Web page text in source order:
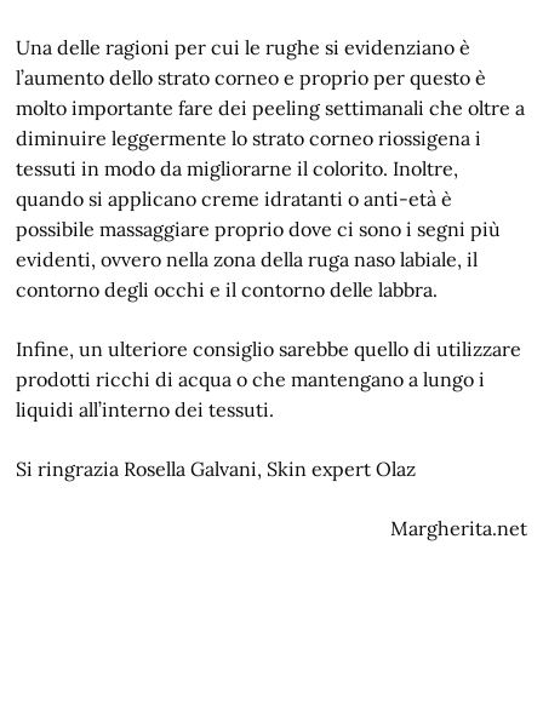
Una delle ragioni per cui le rughe si evidenziano è
l’aumento dello strato corneo e proprio per questo è
molto importante fare dei peeling settimanali che oltre a
diminuire leggermente lo strato corneo riossigena i
tessuti in modo da migliorarne il colorito. Inoltre,
quando si applicano creme idratanti o anti-età è
possibile massaggiare proprio dove ci sono i segni più
evidenti, ovvero nella zona della ruga naso labiale, il
contorno degli occhi e il contorno delle labbra.
Infine, un ulteriore consiglio sarebbe quello di utilizzare
prodotti ricchi di acqua o che mantengano a lungo i
liquidi all’interno dei tessuti.
Si ringrazia Rosella Galvani, Skin expert Olaz
Margherita.net